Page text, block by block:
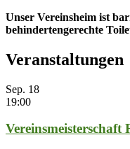
Unser Vereinsheim ist
behindertengerechte
Veranstaltungen
Sep. 18
19:00
Vereinsmeisterschaft